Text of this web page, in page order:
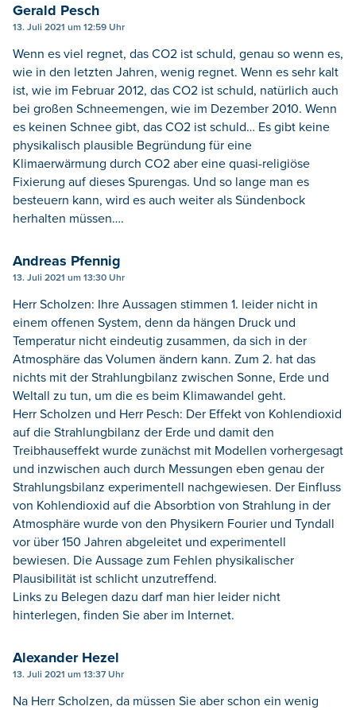
Gerald Pesch
13. Juli 2021 um 12:59 Uhr
Wenn es viel regnet, das CO2 ist schuld, genau so wenn es,
wie in den letzten Jahren, wenig regnet. Wenn es sehr kalt
ist, wie im Februar 2012, das CO2 ist schuld, natürlich auch
bei großen Schneemengen, wie im Dezember 2010. Wenn
es keinen Schnee gibt, das CO2 ist schuld… Es gibt keine
physikalisch plausible Begründung für eine
Klimaerwärmung durch CO2 aber eine quasi-religiöse
Fixierung auf dieses Spurengas. Und so lange man es
besteuern kann, wird es auch weiter als Sündenbock
herhalten müssen….
Andreas Pfennig
13. Juli 2021 um 13:30 Uhr
Herr Scholzen: Ihre Aussagen stimmen 1. leider nicht in
einem offenen System, denn da hängen Druck und
Temperatur nicht eindeutig zusammen, da sich in der
Atmosphäre das Volumen ändern kann. Zum 2. hat das
nichts mit der Strahlungbilanz zwischen Sonne, Erde und
Weltall zu tun, um die es beim Klimawandel geht.
Herr Scholzen und Herr Pesch: Der Effekt von Kohlendioxid
auf die Strahlungbilanz der Erde und damit den
Treibhauseffekt wurde zunächst mit Modellen vorhergesagt
und inzwischen auch durch Messungen eben genau der
Strahlungsbilanz experimentell nachgewiesen. Der Einfluss
von Kohlendioxid auf die Absorbtion von Strahlung in der
Atmosphäre wurde von den Physikern Fourier und Tyndall
vor über 150 Jahren abgeleitet und experimentell
bewiesen. Die Aussage zum Fehlen physikalischer
Plausibilität ist schlicht unzutreffend.
Links zu Belegen dazu darf man hier leider nicht
hinterlegen, finden Sie aber im Internet.
Alexander Hezel
13. Juli 2021 um 13:37 Uhr
Na Herr Scholzen, da müssen Sie aber schon ein wenig